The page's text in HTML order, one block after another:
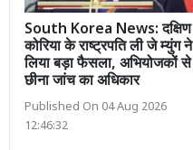
South Korea News: दक्षिण
कोरिया के राष्ट्रपति ली जे म्युंग ने
लिया बड़ा फैसला, अभियोजकों से
छीना जांच का अधिकार
Published On 04 Aug 2026
12:46:32